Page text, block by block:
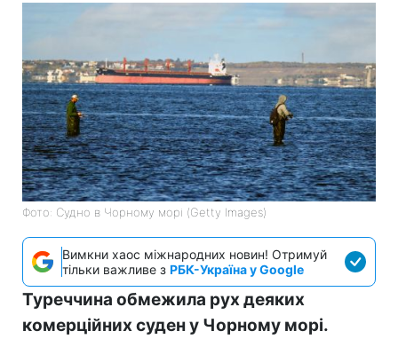
Фото: Судно в Чорному морі (Getty Images)
Вимкни хаос міжнародних новин! Отримуй
тільки важливе з РБК-Україна у Google
Туреччина обмежила рух деяких
комерційних суден у Чорному морі.